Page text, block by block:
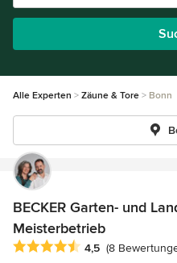
Alle Experten Zäune & Tore Bonn
BECKER Garten- und
Meisterbetrieb
Durchschnittliche
4,5 (8